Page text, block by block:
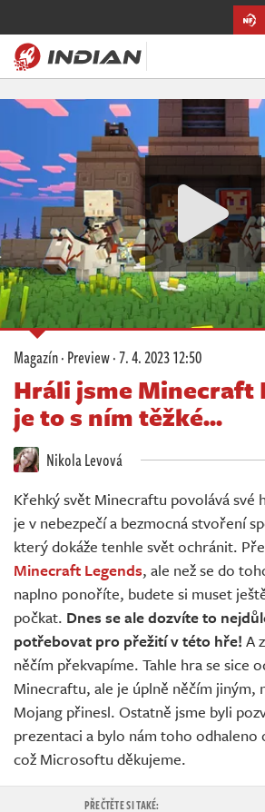
Magazín
Recenze
Videa
Soutěže
Databáze
Komunita
Redakce
Živě
Magazín·Preview·7. 4. 2023 12:50
Hráli jsme Minecraft
je to s ním těžké...
Nikola Levová
Křehký svět Minecraftu povolává
je v nebezpečí a bezmocná stvoření
který dokáže tenhle svět ochránit.
Minecraft Legends, ale než se do
naplno ponoříte, budete si muset
počkat. Dnes se ale dozvíte to
potřebovat pro přežití v této hře! A
něčím překvapíme. Tahle hra se sice
Minecraftu, ale je úplně něčím jiným,
Mojang přinesl. Ostatně jsme byli
prezentaci a bylo nám toho odhaleno
což Microsoftu děkujeme.